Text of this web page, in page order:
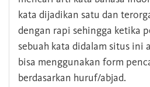
kata dijadikan satu dan
dengan rapi sehingga ketika
sebuah kata didalam situs ini
bisa menggunakan form
berdasarkan huruf/abjad.